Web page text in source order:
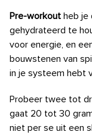
Pre-workout heb je
gehydrateerd te
voor energie, en
bouwstenen van
in je systeem hebt
Probeer twee tot
gaat 20 tot 30
niet per se uit een